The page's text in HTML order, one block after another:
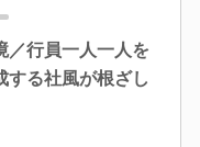
／行員一人一人を
する社風が根ざし